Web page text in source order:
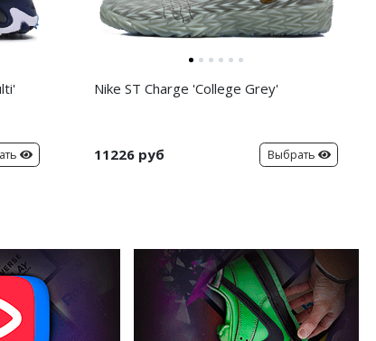
Nike ST Charge 'College Grey'
11226 руб Выбрать